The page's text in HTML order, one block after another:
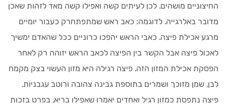
החיצוניים מושהים. לכן לעיתים קשה ואפילו קשה מאד לזהות שאכן
מדובר באלרגייה. לדוגמה: כאב ראש שמתפתחרק כעבור יומיים
מרגע אכילת פיצה. כאבי הראש יהפכו כרוניים ככל שהאדם ימשיך
לאכול פיצה אבל הקשר בין הפיצה לכאב הראש יזוהה רק לאחר
הפסקת אכילת המזון הזה. פיצה רגילה היא מזון העשוי בצק מקמח
לבן, שמן מזוכך ושמרים בתוספת גבינה צהובה ורוטב עגבניות.
פיצה נתפסת כמזון רגיל ואחדים יאמרו שאפילו בריא, בפרט בזכות